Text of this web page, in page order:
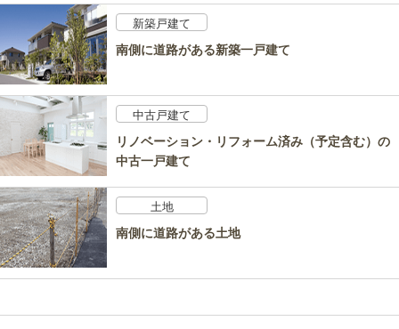
新築戸建て
南側に道路がある新築一戸建て
中古戸建て
リノベーション・リフォーム済み（予定含む）の
中古一戸建て
土地
南側に道路がある土地